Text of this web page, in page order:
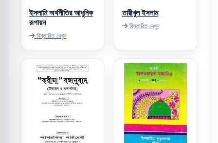
ইসলামি অর্থনীতির আধুনিক
রূপায়ন
বিস্তারিত দেখুন
তারীখুল ইসলাম
বিস্তারিত দেখুন